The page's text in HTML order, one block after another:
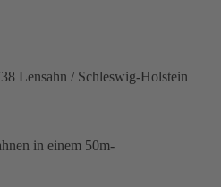
Lensahn / Schleswig-Holstein
in einem 50m-